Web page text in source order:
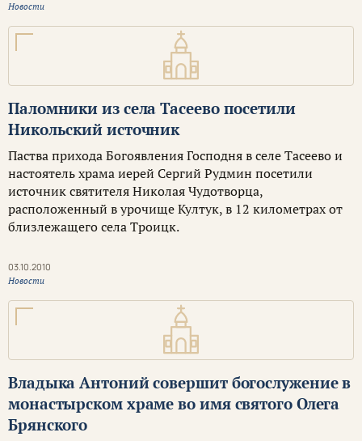
Новости
Паломники из села Тасеево посетили
Никольский источник
Паства прихода Богоявления Господня в селе Тасеево и
настоятель храма иерей Сергий Рудмин посетили
источник святителя Николая Чудотворца,
расположенный в урочище Култук, в 12 километрах от
близлежащего села Троицк.
03.10.2010
Новости
Владыка Антоний совершит богослужение в
монастырском храме во имя святого Олега
Брянского